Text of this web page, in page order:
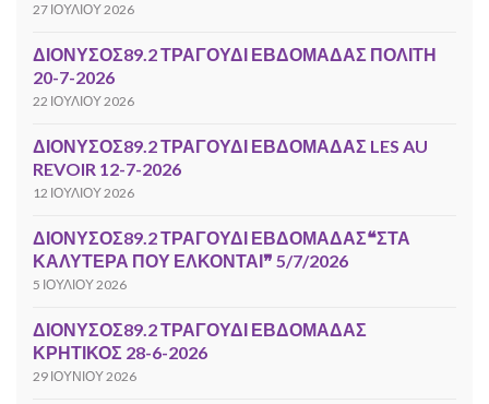
27 ΙΟΥΛΊΟΥ 2026
ΔΙΟΝΥΣΟΣ89.2 ΤΡΑΓΟΥΔΙ ΕΒΔΟΜΑΔΑΣ ΠΟΛΙΤΗ
20-7-2026
22 ΙΟΥΛΊΟΥ 2026
ΔΙΟΝΥΣΟΣ89.2 ΤΡΑΓΟΥΔΙ ΕΒΔΟΜΑΔΑΣ LES AU
REVOIR 12-7-2026
12 ΙΟΥΛΊΟΥ 2026
ΔΙΟΝΥΣΟΣ89.2 ΤΡΑΓΟΥΔΙ ΕΒΔΟΜΑΔΑΣ❝ΣΤΑ
ΚΑΛΥΤΕΡΑ ΠΟΥ ΕΛΚΟΝΤΑΙ❞ 5/7/2026
5 ΙΟΥΛΊΟΥ 2026
ΔΙΟΝΥΣΟΣ89.2 ΤΡΑΓΟΥΔΙ ΕΒΔΟΜΑΔΑΣ
ΚΡΗΤΙΚΟΣ 28-6-2026
29 ΙΟΥΝΊΟΥ 2026